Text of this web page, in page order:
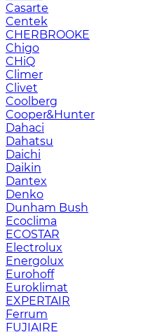
Casarte
Centek
CHERBROOKE
Chigo
CHiQ
Climer
Clivet
Coolberg
Cooper&Hunter
Dahaci
Dahatsu
Daichi
Daikin
Dantex
Denko
Dunham Bush
Ecoclima
ECOSTAR
Electrolux
Energolux
Eurohoff
Euroklimat
EXPERTAIR
Ferrum
FUJIAIRE